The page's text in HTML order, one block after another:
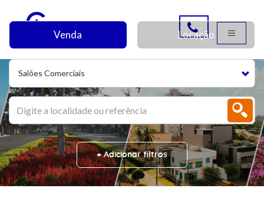
Salões Comerciais
Venda Locação
+ Adicionar filtros